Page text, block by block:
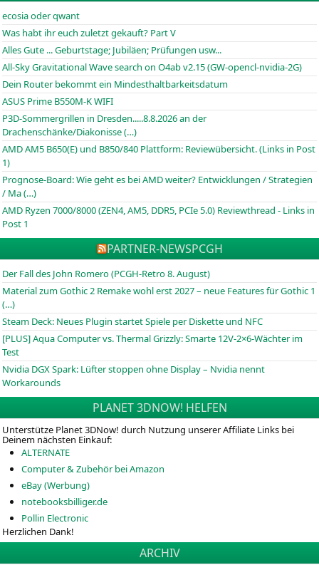
ecosia oder qwant
Was habt ihr euch zuletzt gekauft? Part V
Alles Gute ... Geburtstage; Jubiläen; Prüfungen usw...
All-Sky Gravitational Wave search on O4ab v2.15 (GW-opencl-nvidia-2G)
Dein Router bekommt ein Mindesthaltbarkeitsdatum
ASUS Prime B550M-K WIFI
P3D-Sommergrillen in Dresden.....8.8.2026 an der
Drachenschänke/Diakonisse (…)
AMD AM5 B650(E) und B850/840 Plattform: Reviewübersicht. (Links in Post
1)
Prognose-Board: Wie geht es bei AMD weiter? Entwicklungen / Strategien
/ Ma (…)
AMD Ryzen 7000/8000 (ZEN4, AM5, DDR5, PCIe 5.0) Reviewthread - Links in
Post 1
PARTNER-NEWSPCGH
Der Fall des John Romero (PCGH-Retro 8. August)
Material zum Gothic 2 Remake wohl erst 2027 – neue Features für Gothic 1
(…)
Steam Deck: Neues Plugin startet Spiele per Diskette und NFC
[PLUS] Aqua Computer vs. Thermal Grizzly: Smarte 12V-2×6-Wächter im
Test
Nvidia DGX Spark: Lüfter stoppen ohne Display – Nvidia nennt
Workarounds
PLANET 3DNOW! HELFEN
Unterstütze Planet 3DNow! durch Nutzung unserer Affiliate Links bei
Deinem nächsten Einkauf:
ALTERNATE
Computer & Zubehör bei Amazon
eBay (Werbung)
notebooksbilliger.de
Pollin Electronic
Herzlichen Dank!
ARCHIV